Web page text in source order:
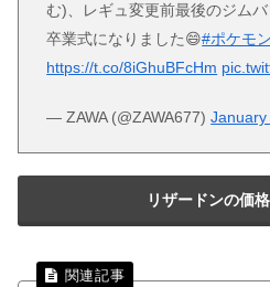
む)、レギュ変更前最後のジム
卒業式になりました😄#ポケモ
https://t.co/8iGhuBFcHm
— ZAWA (@ZAWA677)
リザードンの価